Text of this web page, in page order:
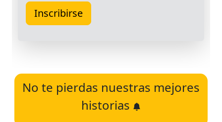
No te pierdas nuestras mejores
historias